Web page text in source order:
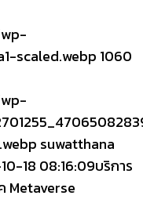
scaled.webp 1060
suwatthana
18 08:16:09บริการ
Metaverse